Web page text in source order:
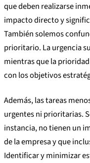
que deben realizarse
impacto directo y
También solemos
prioritario. La urgencia
mientras que la
con los objetivos
Además, las tareas
urgentes ni prioritarias.
instancia, no tienen un
de la empresa y que
Identificar y minimizar